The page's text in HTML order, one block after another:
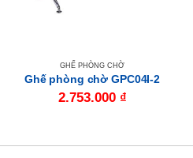
GHẾ PHÒNG CHỜ
Ghế phòng chờ GPC04I-2
2.753.000 ₫